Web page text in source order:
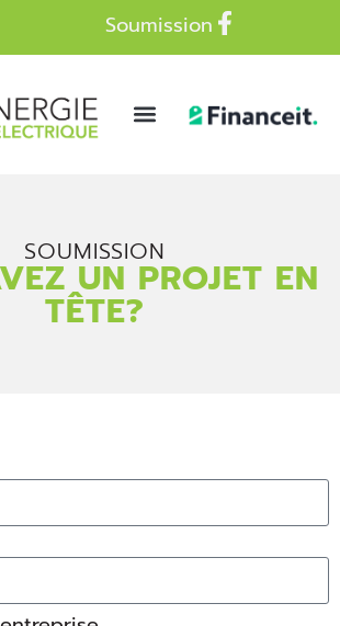
Soumission
SOUMISSION
UN PROJET EN
TÊTE?